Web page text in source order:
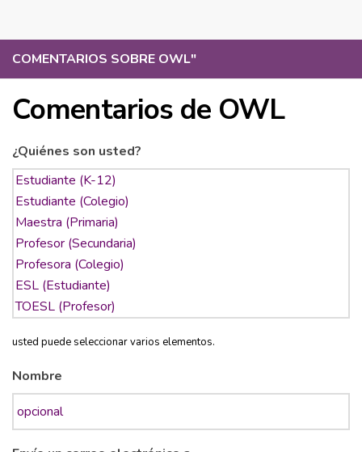
COMENTARIOS SOBRE OWL"
Comentarios de OWL
¿Quiénes son usted?
usted puede seleccionar varios elementos.
Nombre